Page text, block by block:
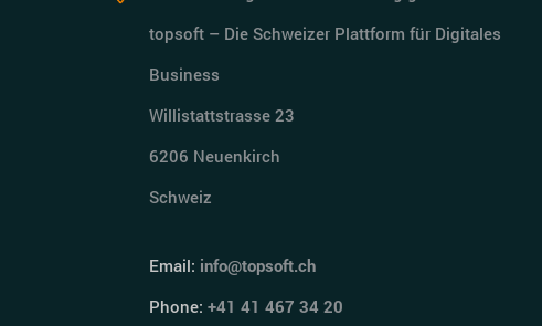
topsoft – Die Schweizer Plattform für Digitales
Business
Willistattstrasse 23
6206 Neuenkirch
Schweiz
Email: info@topsoft.ch
Phone: +41 41 467 34 20